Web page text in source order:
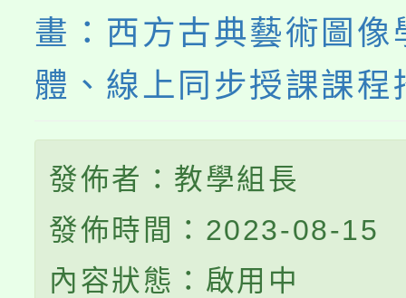
畫：西方古典藝術圖像
體、線上同步授課課程
發佈者：教學組長
發佈時間：2023-08-15
內容狀態：啟用中